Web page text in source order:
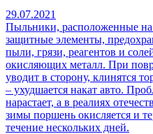
29.07.2021
Пыльники, расположенные
защитные элементы,
пыли, грязи, реагентов и
окисляющих металл. При
уводит в сторону, клинятся
– ухудшается накат авто.
нарастает, а в реалиях
зимы поршень окисляется и
течение нескольких дней.